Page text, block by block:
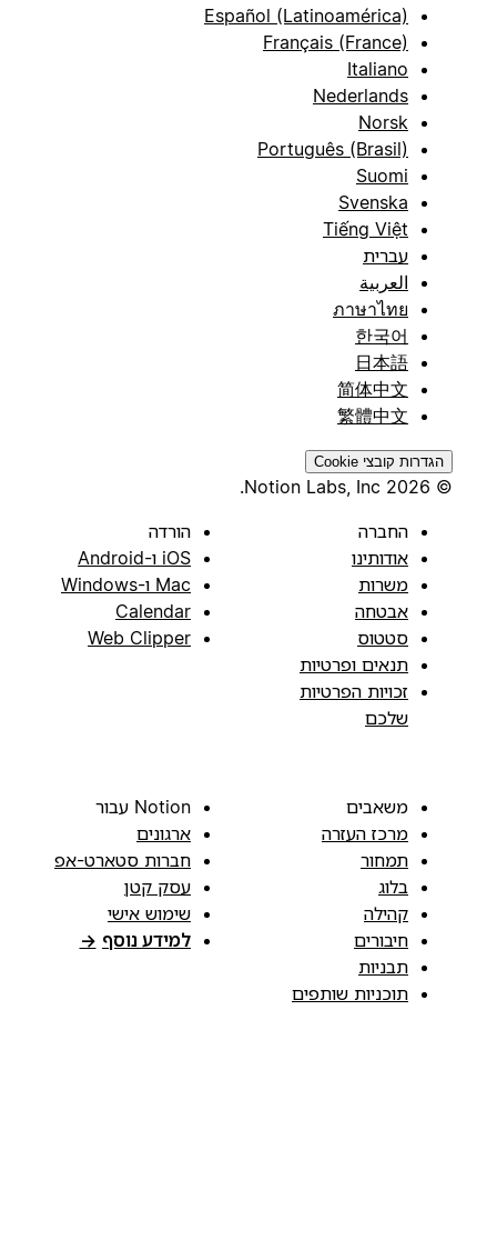
Español (Latinoamérica)
Français (France)
Italiano
Nederlands
Norsk
Português (Brasil)
Suomi
Svenska
Tiếng Việt
עברית
العربية
ภาษาไทย
한국어
日本語
简体中文
繁體中文
הגדרות קובצי Cookie
החברה
אודותינו
משרות
אבטחה
סטטוס
תנאים ופרטיות
זכויות הפרטיות
שלכם
הורדה
iOS ו-Android
Mac ו-Windows
Calendar
Web Clipper
משאבים
מרכז העזרה
תמחור
בלוג
קהילה
חיבורים
תבניות
תוכניות שותפים
Notion עבור
ארגונים
חברות סטארט-אפ
עסק קטן
שימוש אישי
למידע נוסף →